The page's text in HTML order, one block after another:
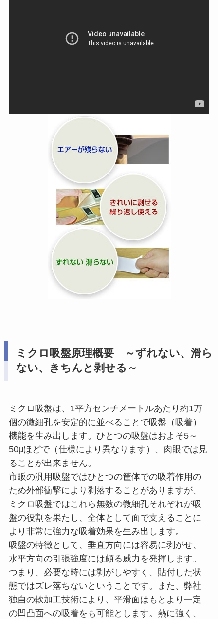
ミクロ吸盤原理概要 ～ずれない、滑ら
ない、きちんと剥せる～
ミクロ吸盤は、1平方センチメートルあたり約1万
個の微細孔を安定的に並べることで吸盤（吸着）
機能を生み出します。ひとつの吸盤はおよそ5～
50μほどで（仕様により異なります）、肉眼では見
ることが出来ません。
市販の汎用吸盤ではひとつの筐体での吸着作用の
ため外部衝撃により剥落することがありますが、
ミクロ吸盤ではこれら無数の微細孔それぞれが吸
盤の役割を果たし、全体として面で支えることに
より非常に強力な吸着効果を生み出します。
吸盤の特徴として、垂直方向には容易に剥がせ、
水平方向の引張強度には頗る威力を発揮します。
つまり、必要な時には剥がしやすく、貼付した状
態ではズレ落ちないということです。また、弊社
独自の軟加工技術により、平滑面はもとより一定
の凹凸面への吸着をも可能とします。熱に強く、